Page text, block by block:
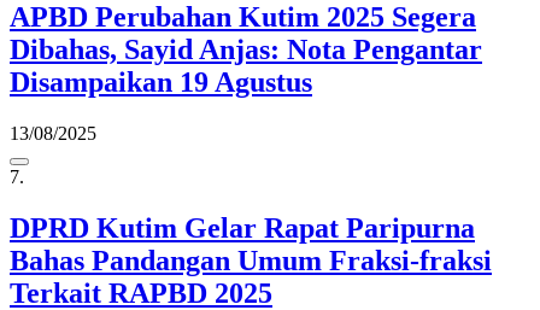
APBD Perubahan Kutim 2025 Segera
Dibahas, Sayid Anjas: Nota Pengantar
Disampaikan 19 Agustus
13/08/2025
7.
DPRD Kutim Gelar Rapat Paripurna
Bahas Pandangan Umum Fraksi-fraksi
Terkait RAPBD 2025